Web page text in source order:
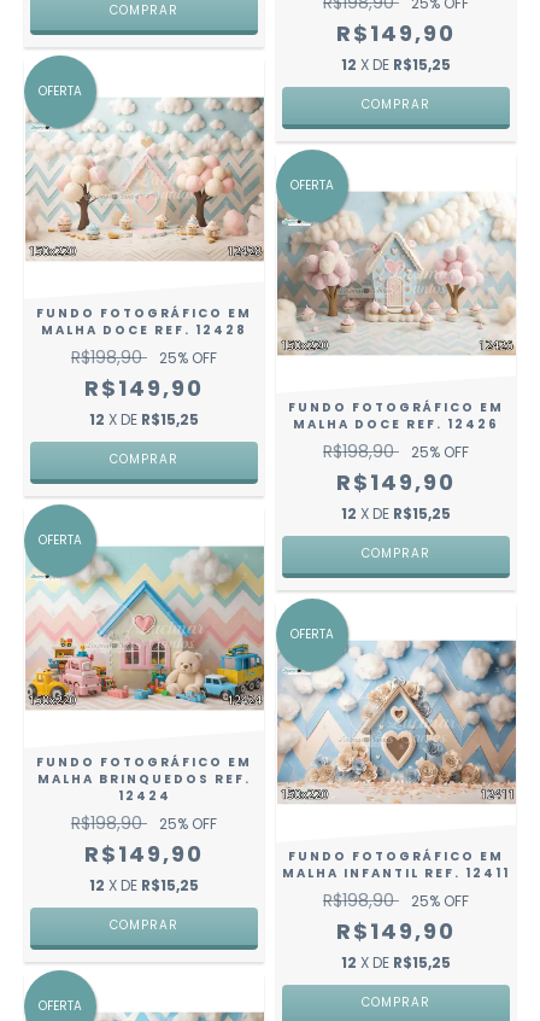
COMPRAR
R$149,90
12 X DE R$15,25
COMPRAR
OFERTA
FUNDO FOTOGRÁFICO EM
MALHA DOCE REF. 12428
R$198,90 25% OFF
R$149,90
12 X DE R$15,25
COMPRAR
OFERTA
FUNDO FOTOGRÁFICO EM
MALHA DOCE REF. 12426
R$198,90 25% OFF
R$149,90
12 X DE R$15,25
COMPRAR
OFERTA
FUNDO FOTOGRÁFICO EM
MALHA BRINQUEDOS REF.
12424
R$198,90 25% OFF
R$149,90
12 X DE R$15,25
COMPRAR
OFERTA
FUNDO FOTOGRÁFICO EM
MALHA INFANTIL REF. 12411
R$198,90 25% OFF
R$149,90
12 X DE R$15,25
COMPRAR
OFERTA